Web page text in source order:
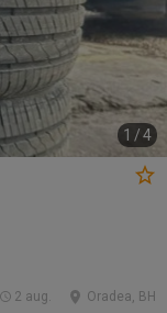
1 /4
Oradea, BH
2 aug.